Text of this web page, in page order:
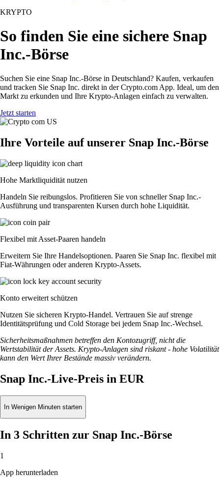
KRYPTO
So finden Sie eine sichere Snap
Inc.-Börse
Suchen Sie eine Snap Inc.-Börse in Deutschland? Kaufen, verkaufen
und tracken Sie Snap Inc. direkt in der Crypto.com App. Ideal, um den
Markt zu erkunden und Ihre Krypto-Anlagen einfach zu verwalten.
Jetzt starten
Ihre Vorteile auf unserer Snap Inc.-Börse
Hohe Marktliquidität nutzen
Handeln Sie reibungslos. Profitieren Sie von schneller Snap Inc.-
Ausführung und transparenten Kursen durch hohe Liquidität.
Flexibel mit Asset-Paaren handeln
Erweitern Sie Ihre Handelsoptionen. Paaren Sie Snap Inc. flexibel mit
Fiat-Währungen oder anderen Krypto-Assets.
Konto erweitert schützen
Nutzen Sie sicheren Krypto-Handel. Vertrauen Sie auf strenge
Identitätsprüfung und Cold Storage bei jedem Snap Inc.-Wechsel.
Sicherheitsmaßnahmen betreffen den Kontozugriff, nicht die
Wertstabilität der Assets. Krypto-Anlagen sind riskant - hohe Volatilität
kann den Wert Ihrer Bestände massiv verändern.
Snap Inc.-Live-Preis in EUR
In Wenigen Minuten starten
In 3 Schritten zur Snap Inc.-Börse
1
App herunterladen